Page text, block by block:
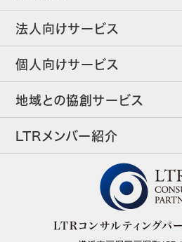
法人向けサービス
個人向けサービス
地域との協創サービス
LTRメンバー紹介